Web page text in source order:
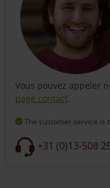
Vous pouvez appeler
page contact.
The customer service is
+31 (0)13-508